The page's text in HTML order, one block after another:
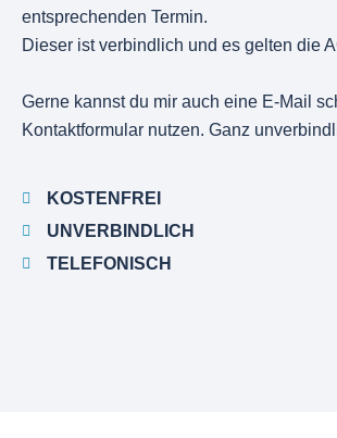
entsprechenden Termin.
Dieser ist verbindlich und es gelten die
Gerne kannst du mir auch eine E-Mail
Kontaktformular nutzen. Ganz
KOSTENFREI
UNVERBINDLICH
TELEFONISCH